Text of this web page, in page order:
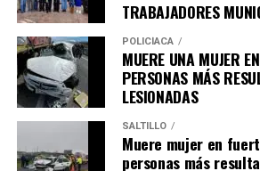
TRABAJADORES
POLICÍACA
MUERE UNA MUJER
PERSONAS MÁS
LESIONADAS
SALTILLO
Muere mujer en
personas más